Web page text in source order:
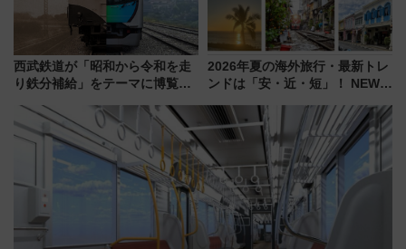
西武鉄道が「昭和から令和を走
り鉄分補給」をテーマに博覧会
14日から 新車両「トキイロ」体
験ブースも アクセスや申込方法
2026年夏の海外旅行・最新トレ
ンドは「安・近・短」！ NEWT
渡航先TOP5とは？ 円安時代の
旅行術